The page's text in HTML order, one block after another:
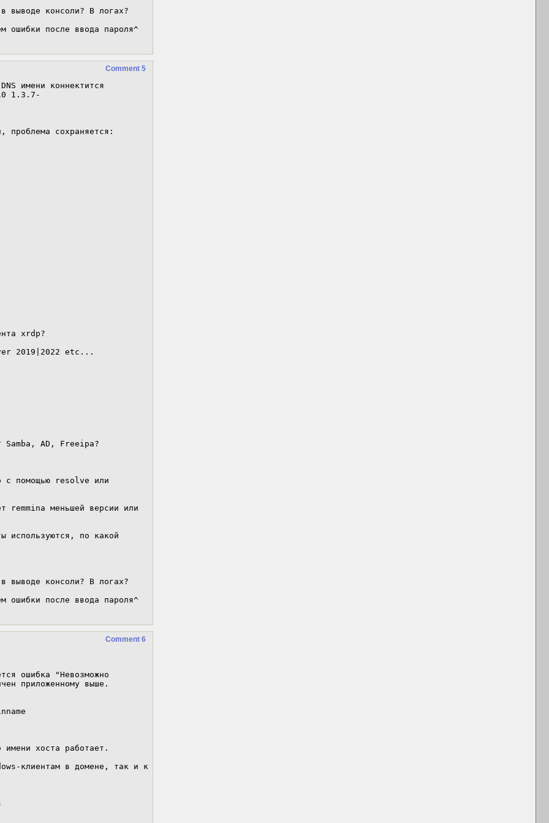
выводе консоли? В логах?
ошибки после ввода пароля^
Comment 5
имени коннектится
1.3.7-
проблема сохраняется:
xrdp?
2019|2022 etc...
AD, Freeipa?
с помощью resolve или
меньшей версии или
используются, по какой
выводе консоли? В логах?
ошибки после ввода пароля^
Comment 6
ошибка "Невозможно
приложенному выше.
хоста работает.
клиентам в домене, так и к